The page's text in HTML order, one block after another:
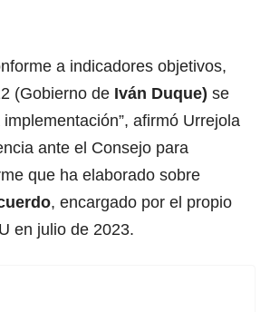
a indicadores objetivos,
(Gobierno de Iván Duque) se
afirmó Urrejola
ante el Consejo para
que ha elaborado sobre
, encargado por el propio
en julio de 2023.